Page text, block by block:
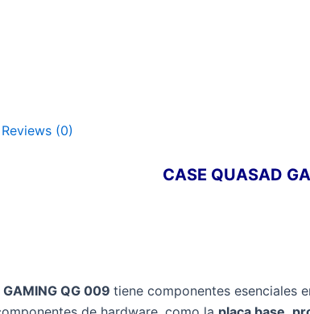
Reviews (0)
CASE QUASAD
QG 009 tiene componentes esenciales